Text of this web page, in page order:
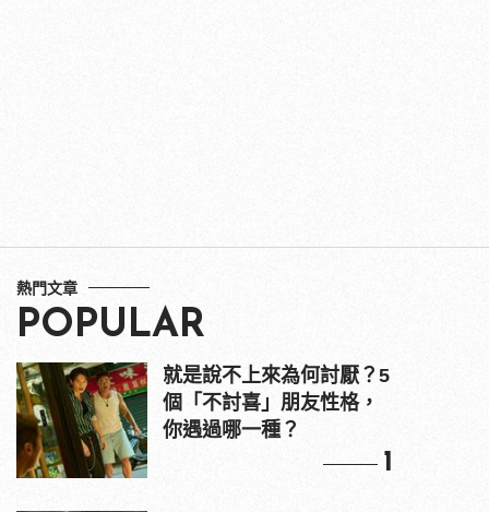
熱門文章
POPULAR
就是說不上來為何討厭？5
個「不討喜」朋友性格，
你遇過哪一種？
1